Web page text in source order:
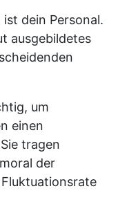
dein Personal.
ausgebildetes
um
einen
tragen
der